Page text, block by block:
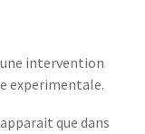
intervention
experimentale.
que dans